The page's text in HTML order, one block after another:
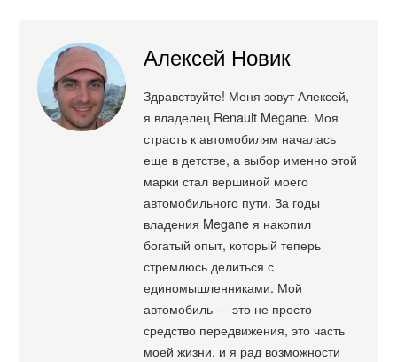
Алексей Новик
Здравствуйте! Меня зовут Алексей,
я владелец Renault Megane. Моя
страсть к автомобилям началась
еще в детстве, а выбор именно этой
марки стал вершиной моего
автомобильного пути. За годы
владения Megane я накопил
богатый опыт, который теперь
стремлюсь делиться с
единомышленниками. Мой
автомобиль — это не просто
средство передвижения, это часть
моей жизни, и я рад возможности